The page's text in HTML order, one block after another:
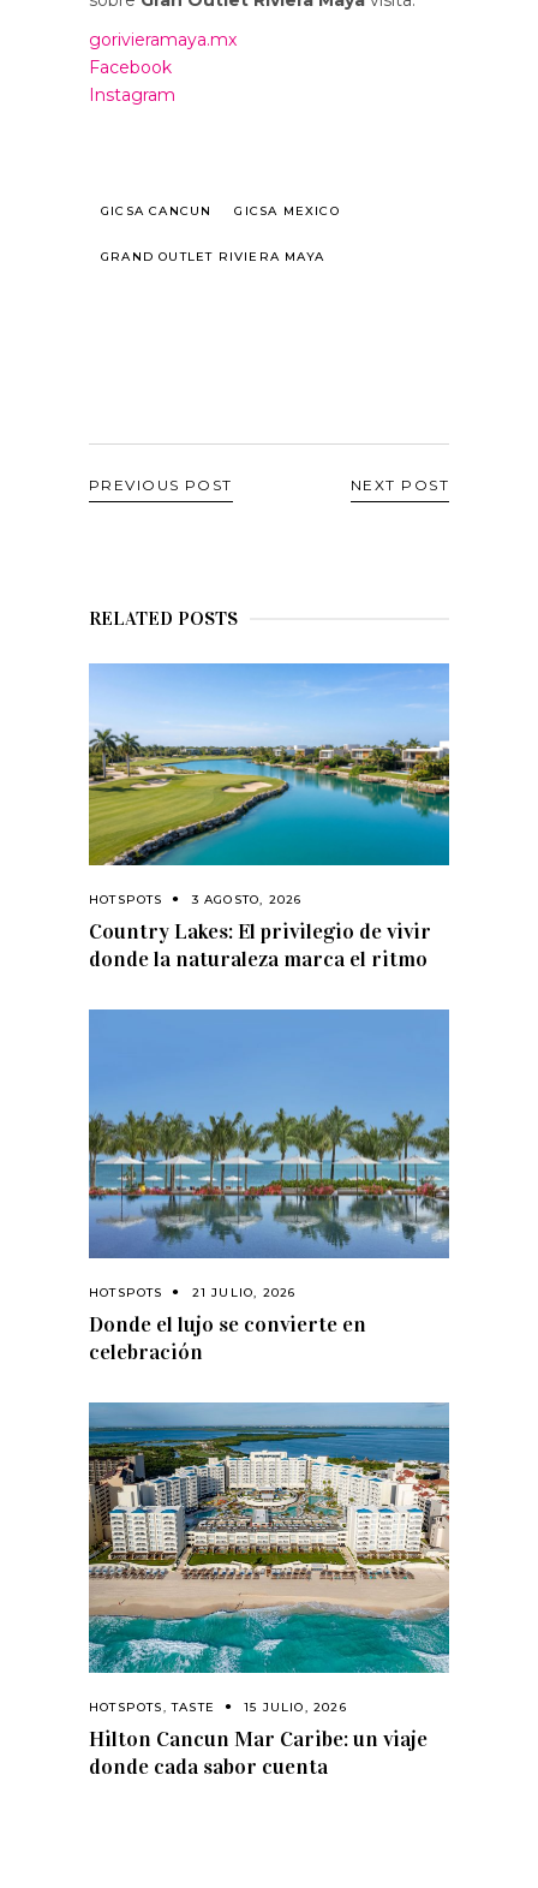
gorivieramaya.mx
Facebook
Instagram
GICSA CANCUN GICSA MEXICO
GRAND OUTLET RIVIERA MAYA
PREVIOUS POST NEXT POST
RELATED POSTS
HOTSPOTS 3 AGOSTO, 2026
Country Lakes: El privilegio de vivir
donde la naturaleza marca el ritmo
HOTSPOTS 21 JULIO, 2026
Donde el lujo se convierte en
celebración
HOTSPOTS,TASTE 15 JULIO, 2026
Hilton Cancun Mar Caribe: un viaje
donde cada sabor cuenta